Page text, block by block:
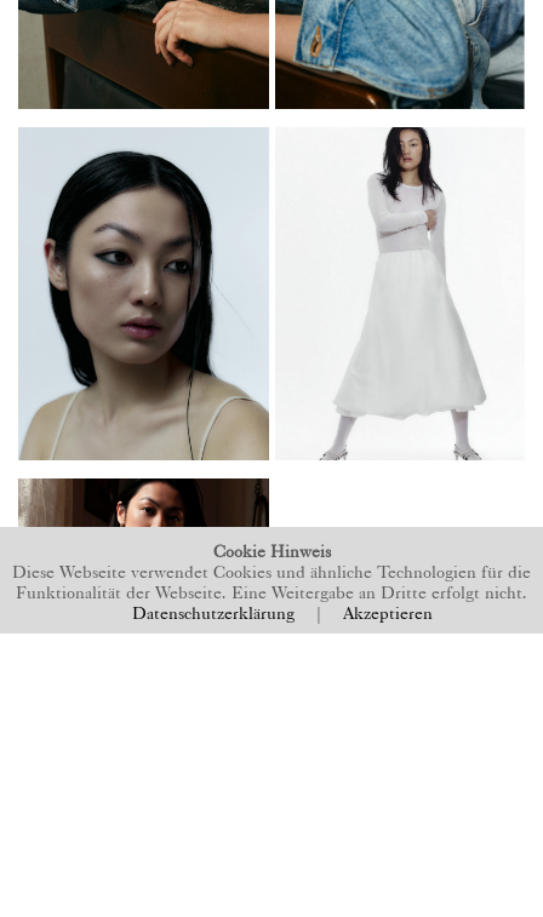
Cookie Hinweis
Diese Webseite verwendet Cookies und ähnliche Technologien für die
Funktionalität der Webseite. Eine Weitergabe an Dritte erfolgt nicht.
Datenschutzerklärung Akzeptieren